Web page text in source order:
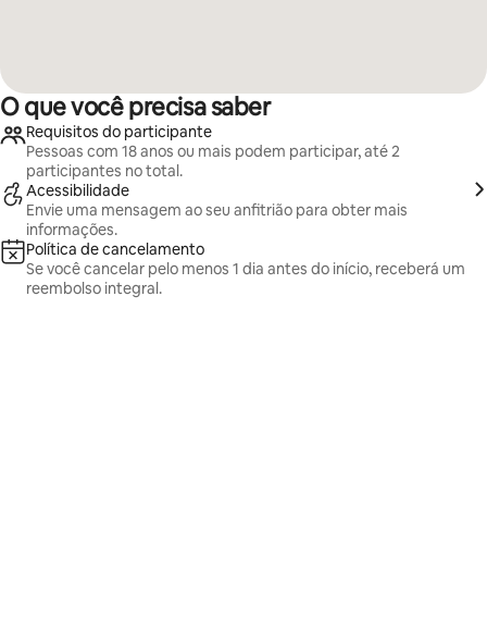
O que você precisa saber
Requisitos do participante
Pessoas com 18 anos ou mais podem participar, até 2
participantes no total.
Acessibilidade
Envie uma mensagem ao seu anfitrião para obter mais
informações.
Política de cancelamento
Se você cancelar pelo menos 1 dia antes do início, receberá um
reembolso integral.